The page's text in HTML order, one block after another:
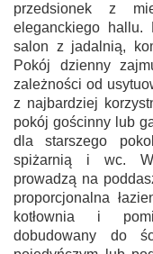
przedsionek z
eleganckiego hallu.
salon z jadalnią,
Pokój dzienny
zależności od
z najbardziej
pokój gościnny lub
dla starszego
spiżarnią i wc.
prowadzą na
proporcjonalna
kotłownia i
dobudowany do